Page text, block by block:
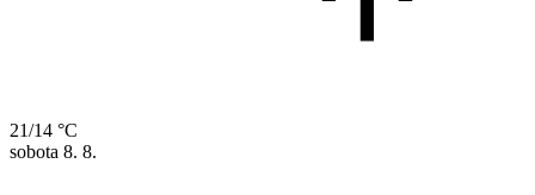
21/14 °C
sobota 8. 8.